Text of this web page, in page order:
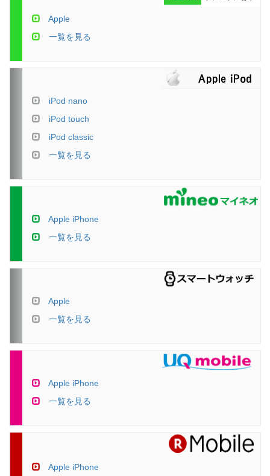
Apple
一覧を見る
iPod nano
iPod touch
iPod classic
一覧を見る
Apple iPhone
一覧を見る
Apple
一覧を見る
Apple iPhone
一覧を見る
Apple iPhone